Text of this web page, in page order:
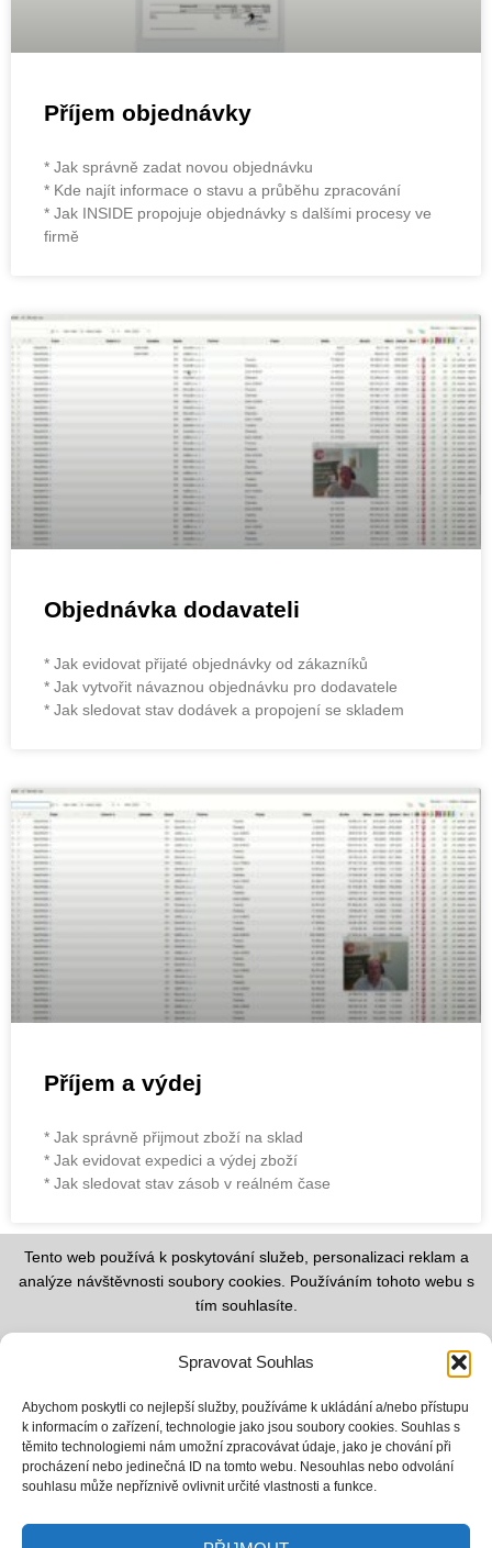
Spravovat Souhlas
Abychom poskytli co nejlepší služby, používáme k ukládání a/nebo přístupu
k informacím o zařízení, technologie jako jsou soubory cookies. Souhlas s
těmito technologiemi nám umožní zpracovávat údaje, jako je chování při
procházení nebo jedinečná ID na tomto webu. Nesouhlas nebo odvolání
souhlasu může nepříznivě ovlivnit určité vlastnosti a funkce.
Příjem objednávky
* Jak správně zadat novou objednávku
* Kde najít informace o stavu a průběhu zpracování
* Jak INSIDE propojuje objednávky s dalšími procesy ve
firmě
Objednávka dodavateli
* Jak evidovat přijaté objednávky od zákazníků
* Jak vytvořit návaznou objednávku pro dodavatele
* Jak sledovat stav dodávek a propojení se skladem
Příjem a výdej
* Jak správně přijmout zboží na sklad
* Jak evidovat expedici a výdej zboží
* Jak sledovat stav zásob v reálném čase
Tento web používá k poskytování služeb, personalizaci reklam a
analýze návštěvnosti soubory cookies. Používáním tohoto webu s
tím souhlasíte.
Informace o zpracování cookies
Obchodní podmínky
Kpt. Jaroše 5589/38